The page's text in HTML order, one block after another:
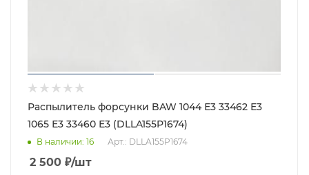
Распылитель форсунки BAW 1044 Е3 33462 Е3
1065 Е3 33460 Е3 (DLLA155P1674)
В наличии: 16 Арт.: DLLA155P1674
2 500 ₽/шт